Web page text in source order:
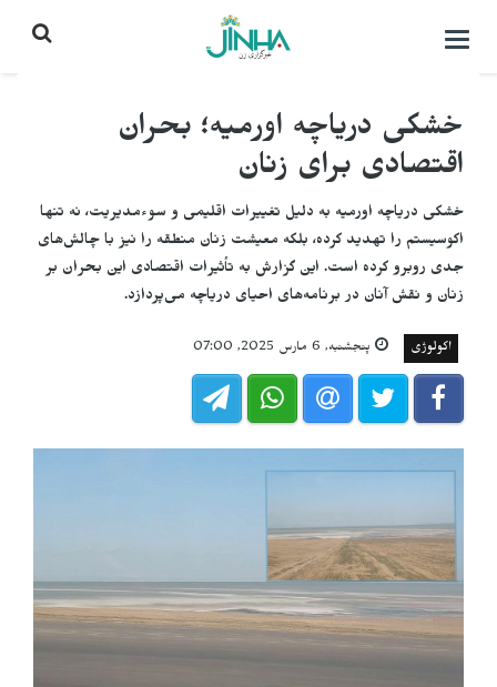
باز
بستن
خشکی دریاچه اورمیه؛ بحران
اقتصادی برای زنان
خشکی دریاچه اورمیه به دلیل تغییرات اقلیمی و سوءمدیریت، نه تنها
اکوسیستم را تهدید کرده، بلکه معیشت زنان منطقه را نیز با چالش‌های
جدی روبرو کرده است. این گزارش به تأثیرات اقتصادی این بحران بر
زنان و نقش آنان در برنامه‌های احیای دریاچه می‌پردازد.
اکولوژی پنجشنبه, 6 مارس 2025, 07:00